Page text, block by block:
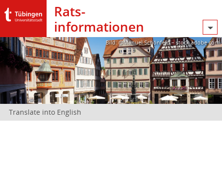
Rats­
informationen
Bild: @Manuel Schönfeld – stock.adobe.com
Translate into English